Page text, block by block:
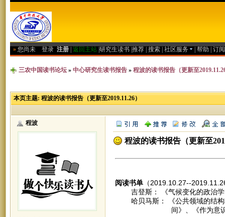
» 您尚未 登录 注册 返回主站 研究生读书 推荐 搜索 社区服务 帮助 订
三农中国读书论坛 » 中心研究生读书报告 » 程波的读书报告（更新至
本页主题: 程波的读书报告（更新至2019.11.26）
程波
程波的读书报告（更新至
阅读书单（2019.10.27--
吉登斯： 《气候变化的政治学
哈贝马斯： 《公共领域的结构
间》、《作为意识形态的技